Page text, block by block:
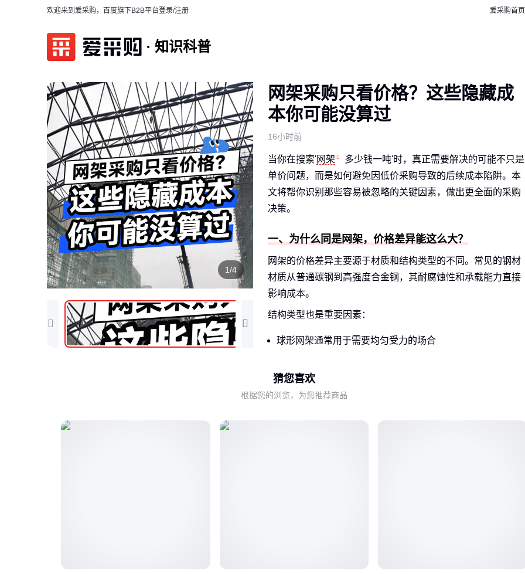
欢迎来到爱采购，百度旗下B2B平台登录/注册 爱采购首页
知识科普
1/4
网架采购只看价格？这些隐藏成
本你可能没算过
16小时前
当你在搜索'网架
多少钱一吨'时，真正需要解决的可能不只是
单价问题，而是如何避免因低价采购导致的后续成本陷阱。本
文将帮你识别那些容易被忽略的关键因素，做出更全面的采购
决策。
一、为什么同是网架，价格差异能这么大？
网架的价格差异主要源于材质和结构类型的不同。常见的钢材
材质从普通碳钢到高强度合金钢，其耐腐蚀性和承载能力直接
影响成本。
结构类型也是重要因素：
球形网架通常用于需要均匀受力的场合
异形网架则针对特殊场地需求定制
加油站罩棚这类特定场景的网架，由于对防火和耐候性有更高
猜您喜欢
根据您的浏览，为您推荐商品